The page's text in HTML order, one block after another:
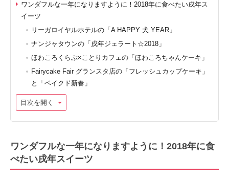
ワンダフルな一年になりますように！2018年に食べたい戌年ス
イーツ
リーガロイヤルホテルの「A HAPPY 犬 YEAR」
ナンジャタウンの「戌年ジェラート☆2018」
ほわころくらぶ×ことりカフェの「ほわころちゃんケーキ」
Fairycake Fair グランスタ店の「フレッシュカップケーキ」
と「ベイクド新春」
目次を開く
ワンダフルな一年になりますように！2018年に食
べたい戌年スイーツ